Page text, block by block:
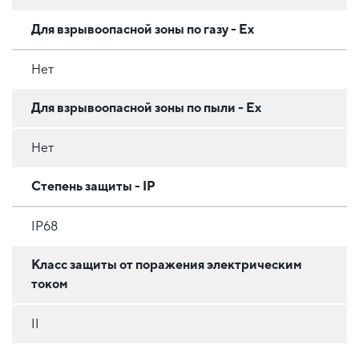
Для взрывоопасной зоны по газу - Ex
Нет
Для взрывоопасной зоны по пыли - Ex
Нет
Степень защиты - IP
IP68
Класс защиты от поражения электрическим
током
II